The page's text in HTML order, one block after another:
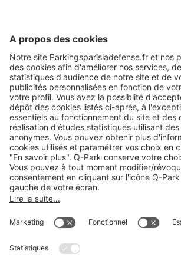
Informations pratiques
Nos services
Nous contacter
Cookies